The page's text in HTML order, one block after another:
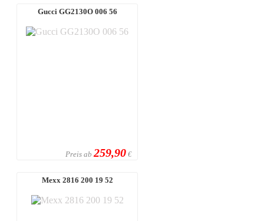
Gucci GG2130O 006 56
Preis ab 259,90 €
Mexx 2816 200 19 52